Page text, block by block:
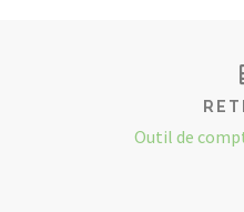
Outil de